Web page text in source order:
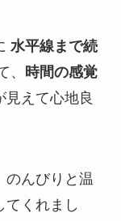
水平線まで続
、
時間の感覚
見えて心地良
のんびりと温
てくれまし